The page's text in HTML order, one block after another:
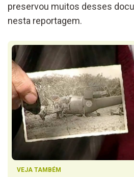
preservou muitos desses
nesta reportagem.
VEJA TAMBÉM